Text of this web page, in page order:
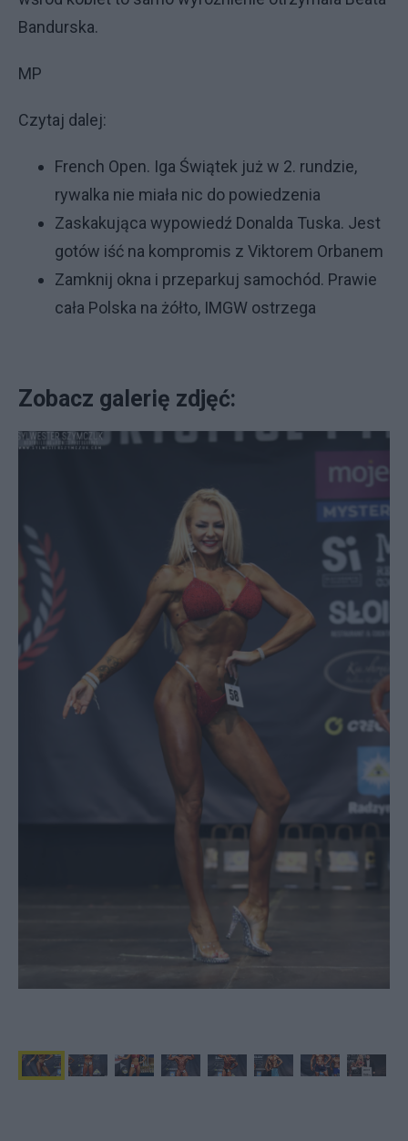
Bandurska.
MP
Czytaj dalej:
French Open. Iga Świątek już w 2. rundzie,
rywalka nie miała nic do powiedzenia
Zaskakująca wypowiedź Donalda Tuska. Jest
gotów iść na kompromis z Viktorem Orbanem
Zamknij okna i przeparkuj samochód. Prawie
cała Polska na żółto, IMGW ostrzega
Zobacz galerię zdjęć: